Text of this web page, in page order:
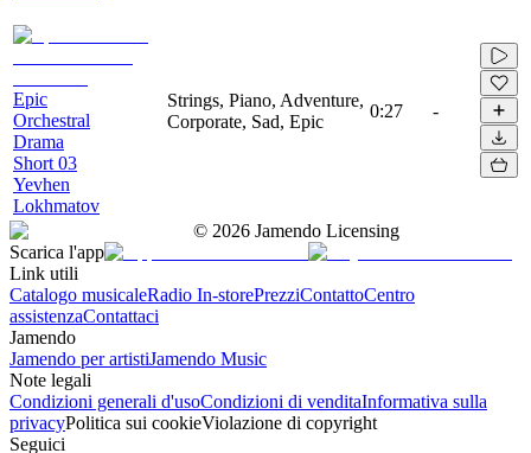
Epic
Orchestral
Drama
Short 03
Yevhen
Lokhmatov
Strings, Piano, Adventure,
Corporate, Sad, Epic
0:27 -
© 2026 Jamendo Licensing
Scarica l'app
Link utili
Catalogo musicaleRadio In-storePrezziContattoCentro
assistenzaContattaci
Jamendo
Jamendo per artistiJamendo Music
Note legali
Condizioni generali d'usoCondizioni di venditaInformativa sulla
privacyPolitica sui cookieViolazione di copyright
Seguici